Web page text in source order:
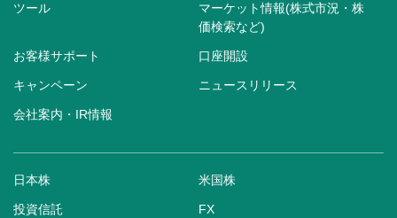
ツール
マーケット情報(株式市況・株
価検索など)
お客様サポート 口座開設
キャンペーン ニュースリリース
会社案内・IR情報
日本株 米国株
投資信託 FX